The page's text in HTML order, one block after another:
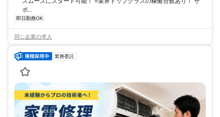
ポ...
即日勤務OK
同じ企業の求人
業務委託